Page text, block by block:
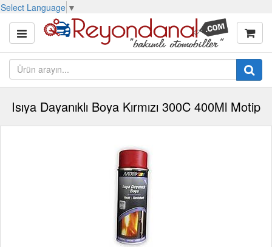
Select Language ▼
Isıya Dayanıklı Boya Kırmızı 300C 400Ml Motip